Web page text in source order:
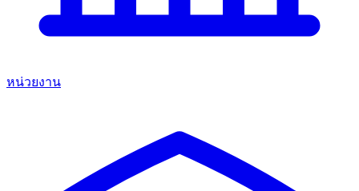
หน่วยงาน